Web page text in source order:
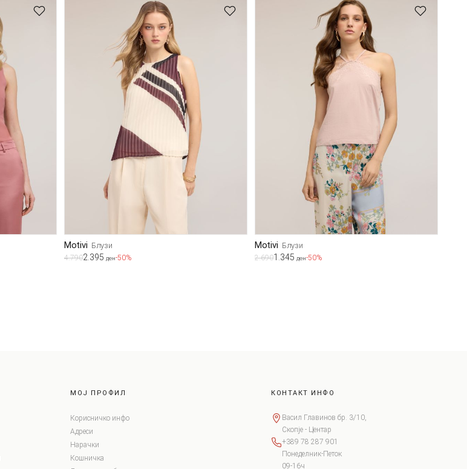
Motivi Блузи
4.7902.395 ден-50%
Motivi Блузи
2.6901.345 ден-50%
МОЈ ПРОФИЛ
Корисничко инфо
Адреси
Нарачки
Кошничка
КОНТАКТ ИНФО
Васил Главинов бр. 3/10,
Скопје - Центар
+389 78 287 901
Понеделник-Петок
09-16ч